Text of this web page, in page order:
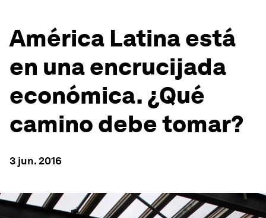
América Latina está
en una encrucijada
económica. ¿Qué
camino debe tomar?
3 jun. 2016